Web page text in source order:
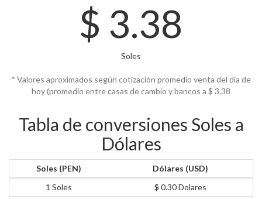
$ 3.38
Soles
* Valores aproximados según cotización promedio venta del día de
hoy (promedio entre casas de cambio y bancos a $ 3.38
Tabla de conversiones Soles a
Dólares
Soles (PEN)
Dólares (USD)
1 Soles
$ 0.30 Dolares